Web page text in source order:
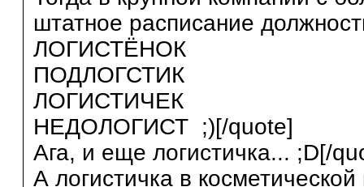
штатное расписание
ЛОГИСТЁНОК
ПОДЛОГСТИК
ЛОГИСТИЧЕК
НЕДОЛОГИСТ ;)[/quote]
Ага, и еще логистичка... ;D[/
А логистичка в